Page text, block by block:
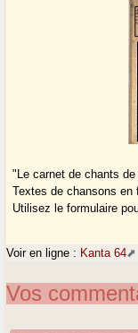
"Le carnet de chants
Textes de chansons en
Utilisez le formulaire
Voir en ligne : Kanta 64
Vos